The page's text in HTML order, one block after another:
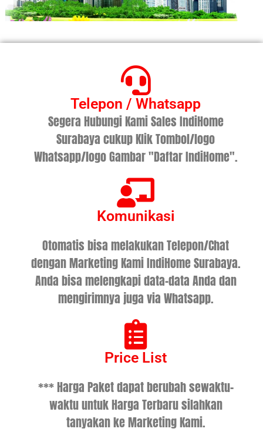
Telepon / Whatsapp
Segera Hubungi Kami Sales IndiHome
Surabaya cukup Klik Tombol/logo
Whatsapp/logo Gambar "Daftar IndiHome".
Komunikasi
Otomatis bisa melakukan Telepon/Chat
dengan Marketing Kami IndiHome Surabaya.
Anda bisa melengkapi data-data Anda dan
mengirimnya juga via Whatsapp.
Price List
*** Harga Paket dapat berubah sewaktu-
waktu untuk Harga Terbaru silahkan
tanyakan ke Marketing Kami.